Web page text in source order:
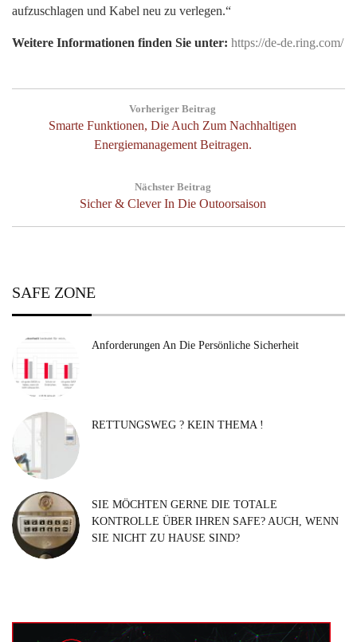
aufzuschlagen und Kabel neu zu verlegen.“
Weitere Informationen finden Sie unter: https://de-de.ring.com/
Vorheriger Beitrag
Previous
Smarte Funktionen, Die Auch Zum Nachhaltigen
Energiemanagement Beitragen.
Nächster Beitrag
Next
Sicher & Clever In Die Outoorsaison
SAFE ZONE
Anforderungen An Die Persönliche Sicherheit
RETTUNGSWEG ? KEIN THEMA !
SIE MÖCHTEN GERNE DIE TOTALE
KONTROLLE ÜBER IHREN SAFE? AUCH, WENN
SIE NICHT ZU HAUSE SIND?